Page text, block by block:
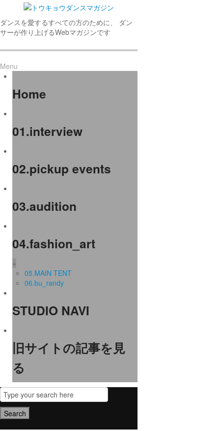
ダンスを愛するすべての方のために、 ダン
サーが作り上げるWebマガジンです
Menu
Home
01.interview
02.pickup events
03.audition
04.fashion_art
+
05.MAIN TENT
06.bu_randy
STUDIO NAVI
旧サイトの記事を見
る